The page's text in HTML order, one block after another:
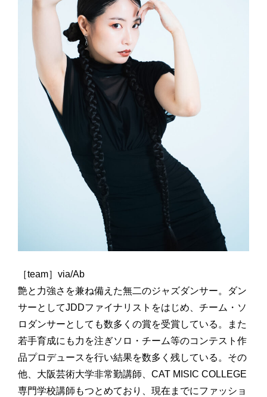
［team］via/Ab
艶と力強さを兼ね備えた無二のジャズダンサー。ダン
サーとしてJDDファイナリストをはじめ、チーム・ソ
ロダンサーとしても数多くの賞を受賞している。また
若手育成にも力を注ぎソロ・チーム等のコンテスト作
品プロデュースを行い結果を数多く残している。その
他、大阪芸術大学非常勤講師、CAT MISIC COLLEGE
専門学校講師もつとめており、現在までにファッショ